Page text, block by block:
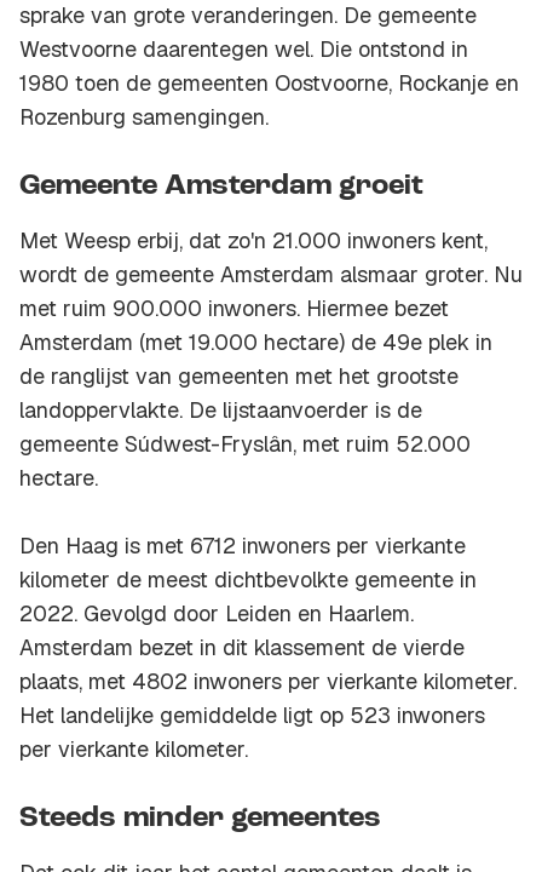
sprake van grote veranderingen. De gemeente
Westvoorne daarentegen wel. Die ontstond in
1980 toen de gemeenten Oostvoorne, Rockanje en
Rozenburg samengingen.
Gemeente Amsterdam groeit
Met Weesp erbij, dat zo'n 21.000 inwoners kent,
wordt de gemeente Amsterdam alsmaar groter. Nu
met ruim 900.000 inwoners. Hiermee bezet
Amsterdam (met 19.000 hectare) de 49e plek in
de ranglijst van gemeenten met het grootste
landoppervlakte. De lijstaanvoerder is de
gemeente Súdwest-Fryslân, met ruim 52.000
hectare.
Den Haag is met 6712 inwoners per vierkante
kilometer de meest dichtbevolkte gemeente in
2022. Gevolgd door Leiden en Haarlem.
Amsterdam bezet in dit klassement de vierde
plaats, met 4802 inwoners per vierkante kilometer.
Het landelijke gemiddelde ligt op 523 inwoners
per vierkante kilometer.
Steeds minder gemeentes